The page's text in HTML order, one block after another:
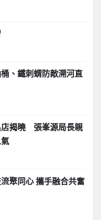
、鐵刺蝟防敵溯河直
店揭曉 張峯源局長親
聚同心 攜手融合共奮